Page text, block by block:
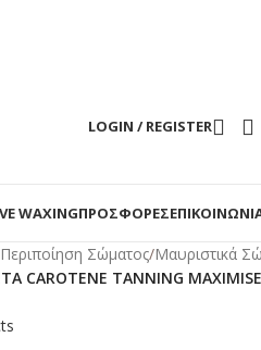
LOGIN / REGISTER
WAXINGΠΡΟΣΦΟΡΕΣ
Περιποίηση Σώματος/Μαυριστικά
CAROTENE TANNING